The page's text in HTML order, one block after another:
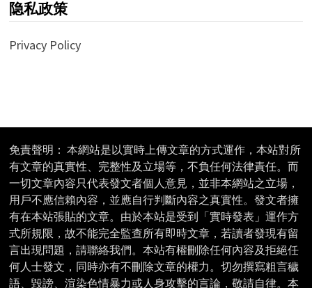
隐私政策
Privacy Policy
免責聲明： 本網站是以實時上傳文章的方式運作，本站對所
有文章的真實性、完整性及立場等，不負任何法律責任。而
一切文章內容只代表發文者個人意見，並非本網站之立場，
用戶不應信賴內容，並應自行判斷內容之真實性。發文者擁
有在本站張貼的文章。由於本站是受到「實時發表」運作方
式所規限，故不能完全監查所有即時文章，若讀者發現有留
言出現問題，請聯絡我們。本站有權刪除任何內容及拒絕任
何人士發文，同時亦有不刪除文章的權力。切勿撰寫粗言穢
語、毀謗、渲染色情暴力或人身攻擊的言論，敬請自律。本